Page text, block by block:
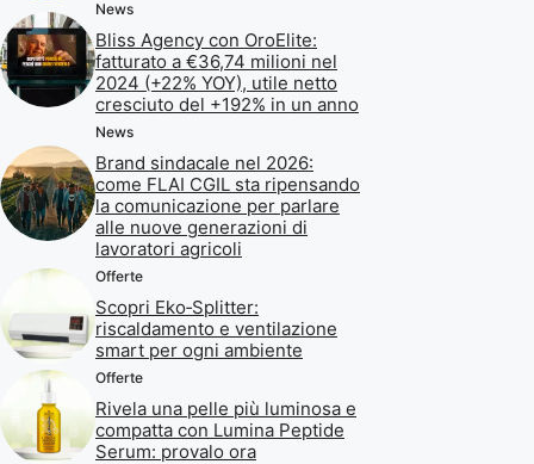
News
Bliss Agency con OroElite:
fatturato a €36,74 milioni nel
2024 (+22% YOY), utile netto
cresciuto del +192% in un anno
News
Brand sindacale nel 2026:
come FLAI CGIL sta ripensando
la comunicazione per parlare
alle nuove generazioni di
lavoratori agricoli
Offerte
Scopri Eko‑Splitter:
riscaldamento e ventilazione
smart per ogni ambiente
Offerte
Rivela una pelle più luminosa e
compatta con Lumina Peptide
Serum: provalo ora